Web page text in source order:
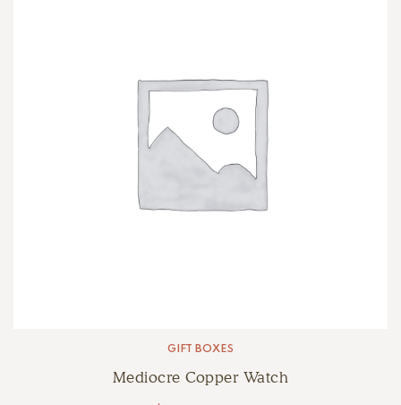
GIFT BOXES
Mediocre Copper Watch